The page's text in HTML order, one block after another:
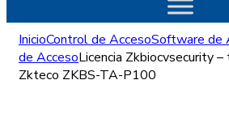
InicioControl de AccesoSoftware de
de AccesoLicencia Zkbiocvsecurity
Zkteco ZKBS-TA-P100